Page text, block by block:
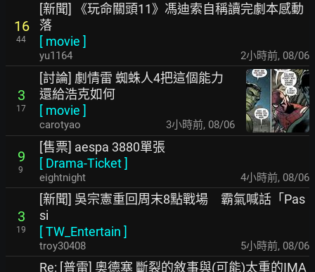
16
44
[新聞] 《玩命關頭11》馮迪索自稱讀完劇本感動
落
[ movie ]
yu1164 2小時前, 08/06
3
17
[討論] 劇情雷 蜘蛛人4把這個能力
還給浩克如何
[ movie ]
carotyao 3小時前, 08/06
9
9
[售票] aespa 3880單張
[ Drama-Ticket]
eightnight 4小時前, 08/06
3
19
[新聞] 吳宗憲重回周末8點戰場 霸氣喊話「Pas
si
[TW_Entertain ]
troy30408 5小時前, 08/06
Re: [普雷] 奧德塞 斷裂的敘事與(可能)太重的IMA